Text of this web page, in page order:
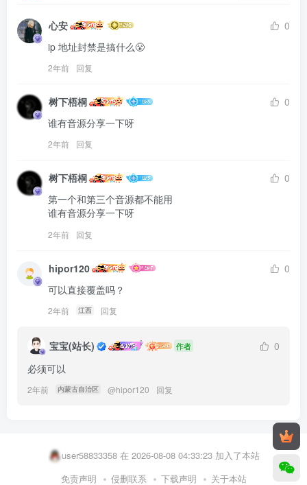
心安
0
ip 地址封禁是搞什么😤
2年前 回复
树下梧桐
0
谁有音源分享一下呀
2年前 回复
树下梧桐
0
第一个和第三个音源都不能用
谁有音源分享一下呀
2年前 回复
hipor120
0
可以直接覆盖吗？
2年前 江西 回复
宝宝(站长) 作者
0
必须可以
2年前 内蒙古自治区 @hipor120 回复
user58833358 在 2026-08-08 04:33:23 加入了本站
pykkunkun 在 2026-08-08 04:25:35 加入了本站
免责声明 侵删联系 下载声明 关于本站